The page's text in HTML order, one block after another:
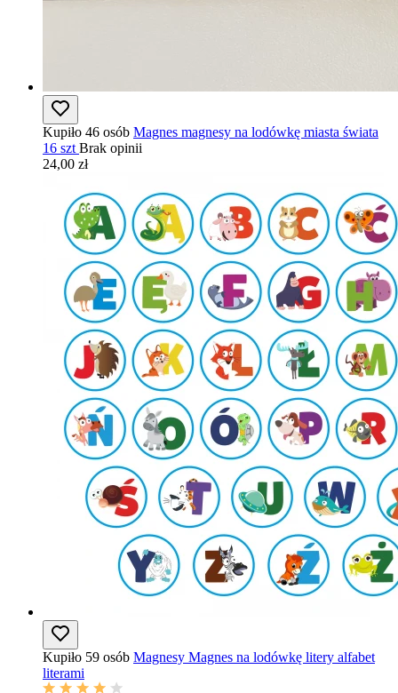
Kupiło 46 osób Magnes magnesy na lodówkę miasta świata
16 szt Brak opinii
24,00 zł
Kupiło 59 osób Magnesy Magnes na lodówkę litery alfabet
literami